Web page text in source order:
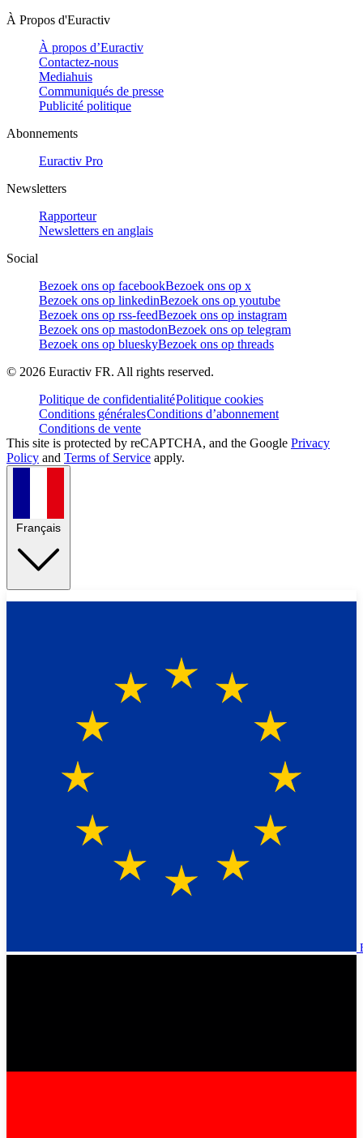
À Propos d'Euractiv
À propos d’Euractiv
Contactez-nous
Mediahuis
Communiqués de presse
Publicité politique
Abonnements
Euractiv Pro
Newsletters
Rapporteur
Newsletters en anglais
Social
Bezoek ons op facebookBezoek ons op x
Bezoek ons op linkedinBezoek ons op youtube
Bezoek ons op rss-feedBezoek ons op instagram
Bezoek ons op mastodonBezoek ons op telegram
Bezoek ons op blueskyBezoek ons op threads
© 2026 Euractiv FR. All rights reserved.
Politique de confidentialitéPolitique cookies
Conditions généralesConditions d’abonnement
Conditions de vente
This site is protected by reCAPTCHA, and the Google Privacy
Policy and Terms of Service apply.
Français